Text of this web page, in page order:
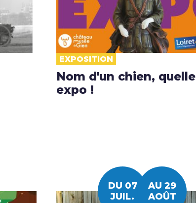
EXPOSITION
Nom d'un chien, quelle
expo !
DU 07
JUIL.
AU 29
AOÛT